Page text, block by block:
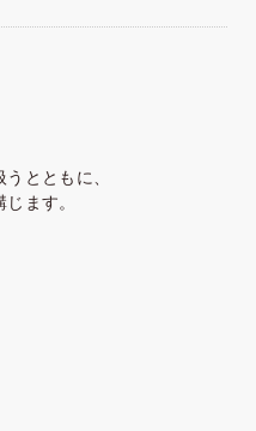
とともに、
ます。